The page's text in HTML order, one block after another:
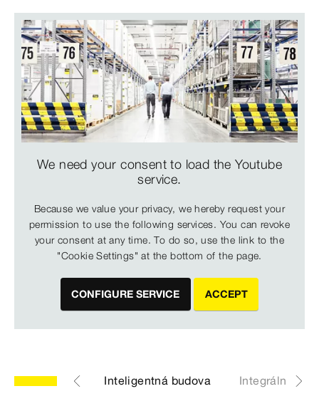
We need your consent to load the Youtube
service.
Because we value your privacy, we hereby request your
permission to use the following services. You can revoke
your consent at any time. To do so, use the link to the
"Cookie Settings" at the bottom of the page.
CONFIGURE SERVICE ACCEPT
Viega World Inteligentná budova Integrálné